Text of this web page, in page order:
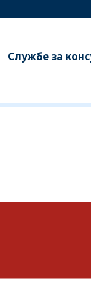
Службе за